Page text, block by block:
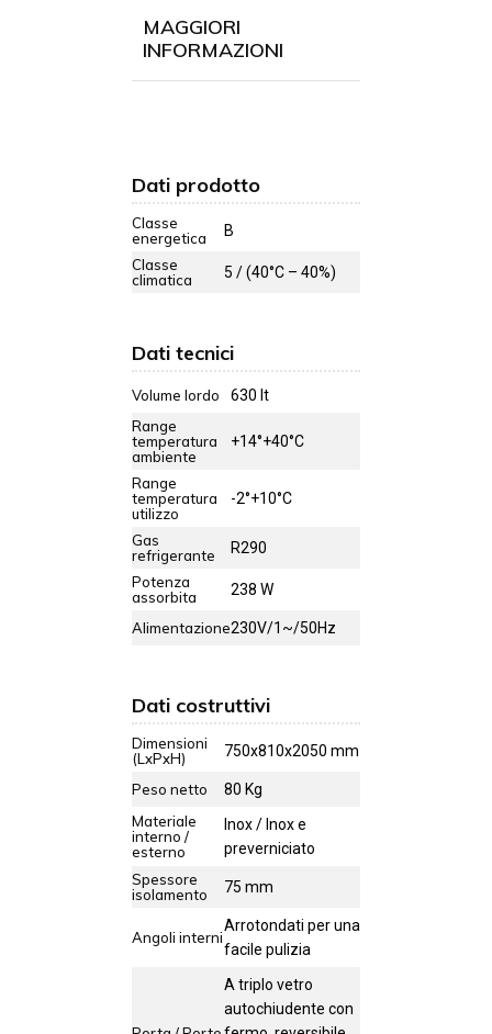
MAGGIORI
INFORMAZIONI
Dati prodotto
Classe
energetica
B
Classe
climatica
5 / (40°C – 40%)
Dati tecnici
Volume lordo
630 lt
Range
temperatura
ambiente
+14°+40°C
Range
temperatura
utilizzo
-2°+10°C
Gas
refrigerante
R290
Potenza
assorbita
238 W
Alimentazione230V/1~/50Hz
Dati costruttivi
Dimensioni
(LxPxH)
750x810x2050 mm
Peso netto
80 Kg
Materiale
interno /
esterno
Inox / Inox e
preverniciato
Spessore
isolamento
75 mm
Angoli interni
Arrotondati per una
facile pulizia
A triplo vetro
autochiudente con